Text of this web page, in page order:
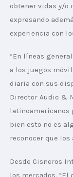
obtener vidas y/o
expresando
experiencia con
“En líneas
a los juegos
diaria con sus
Director Audio &
latinoamericanos
bien esto no es
reconocer que
Desde Cisneros
los mercados.